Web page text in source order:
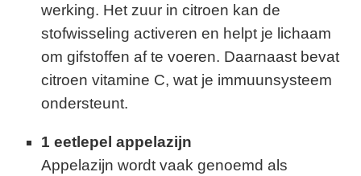
werking. Het zuur in citroen kan de
stofwisseling activeren en helpt je lichaam
om gifstoffen af te voeren. Daarnaast bevat
citroen vitamine C, wat je immuunsysteem
ondersteunt.
1 eetlepel appelazijn
Appelazijn wordt vaak genoemd als